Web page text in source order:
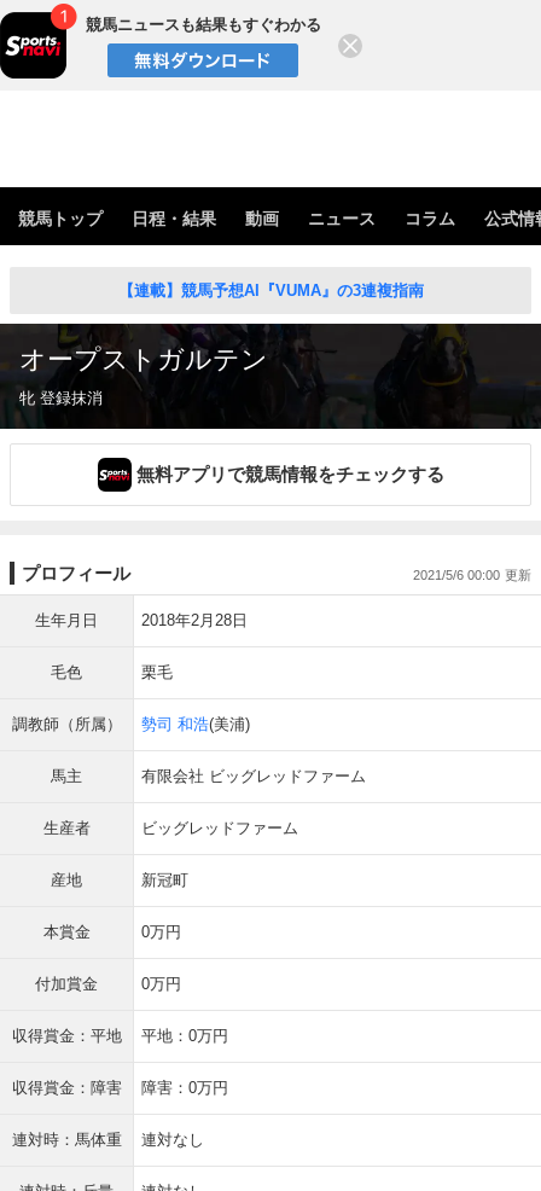
競馬ニュースも結果もすぐわかる
競馬トップ 日程・結果 動画 ニュース コラム 公式情
【連載】競馬予想AI『VUMA』の3連複指南
オープストガルテン
牝 登録抹消
無料アプリで競馬情報をチェックする
プロフィール 2021/5/6 00:00
生年月日 2018年2月28日
毛色 栗毛
調教師（所属） 勢司 和浩(美浦)
馬主 有限会社 ビッグレッドファーム
生産者 ビッグレッドファーム
産地 新冠町
本賞金 0万円
付加賞金 0万円
収得賞金：平地 平地：0万円
収得賞金：障害 障害：0万円
連対時：馬体重 連対なし